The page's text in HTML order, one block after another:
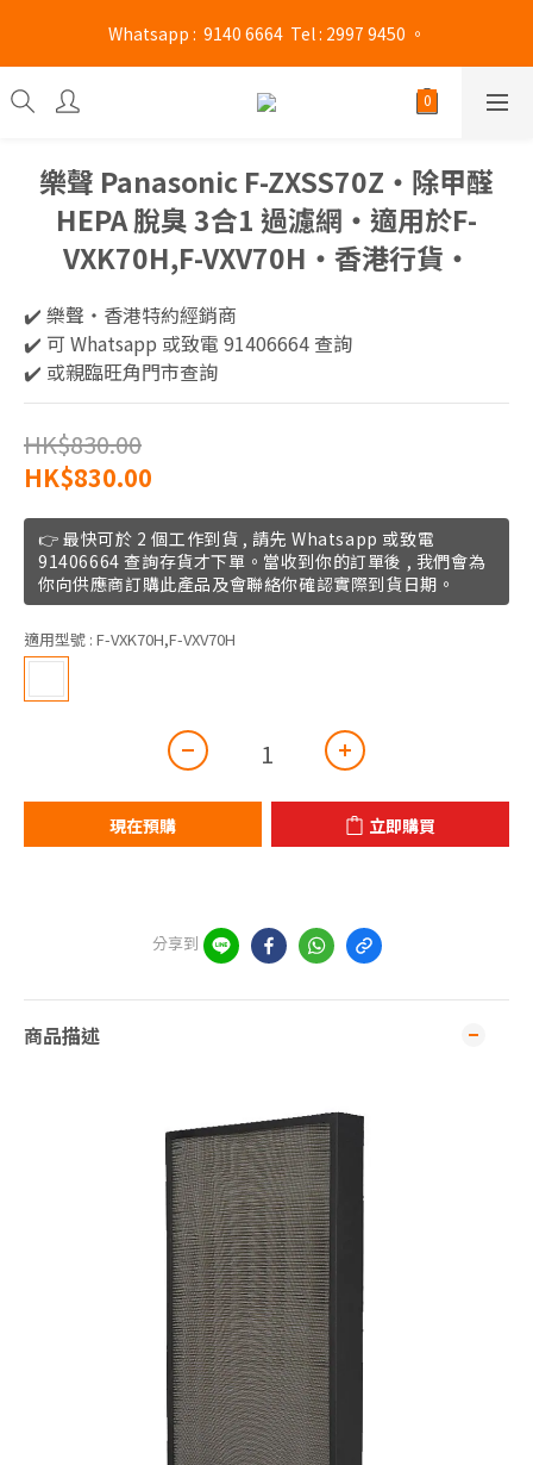
旺角門市營業時間 : (星期一至六 13:00 - 21:00 / 星期日及公眾假期
13:00 - 19:00)
Whatsapp :  9140 6664  Tel : 2997 9450 。
旺角門市營業時間 : (星期一至六 13:00 - 21:00 / 星期日及公眾假期
13:00 - 19:00)
樂聲 Panasonic F-ZXSS70Z‧除甲醛
HEPA 脫臭 3合1 過濾網‧適用於F-
VXK70H,F-VXV70H‧香港行貨‧
✔️ 樂聲‧香港特約經銷商
✔️ 可 Whatsapp 或致電 91406664 查詢
✔️ 或親臨旺角門市查詢
HK$830.00
HK$830.00
👉 最快可於 2 個工作到貨 , 請先 Whatsapp 或致電
91406664 查詢存貨才下單。當收到你的訂單後 , 我們會為
你向供應商訂購此產品及會聯絡你確認實際到貨日期。
適用型號 : F-VXK70H,F-VXV70H
現在預購 立即購買
分享到
商品描述